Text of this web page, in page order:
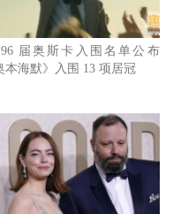
），《鲁斯汀》
《奥本海默》
American Fiction》
怜的东西》
《花月杀手》
届奥斯卡入围名单公布
本海默》入围 13 项居冠